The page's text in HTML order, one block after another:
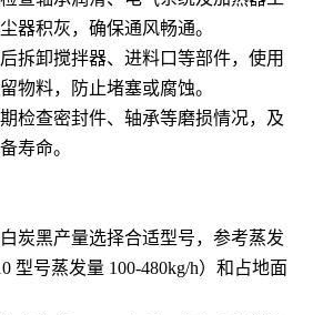
器积灰，确保通风畅通。
拆卸搅拌器、进料口等部件，使用
物料，防止堵塞或腐蚀。
检查密封件、轴承等磨损情况，及
寿命。
炭黑产量选择合适型号，参考蒸发
型号蒸发量 100-480kg/h）和占地面